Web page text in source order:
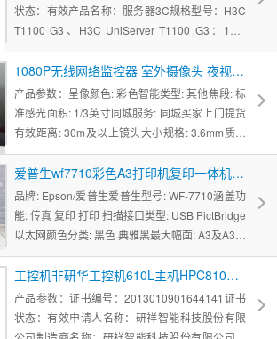
状态：有效产品名称：服务器3C规格型号：H3C
T1100 G3、H3C UniServer T1100 G3：180-
240V～，3A，5...内存类型: 其他/other刀片式服
务器结构: 其他/other接口类型: SATA最大支持
CPU
1080P无线网络监控器 室外摄像头 夜视高清wifi手机家用套装
产品参数：呈像颜色: 彩色智能类型: 其他焦段: 标
准感光面积: 1/3英寸同城服务: 同城买家上门提货
有效距离: 30m及以上镜头大小规格: 3.6mm质保
年限: 2年内存容量: 16GB 32GB
爱普生wf7710彩色A3打印机复印一体机喷墨扫描双面连供办公7610
品牌: Epson/爱普生爱普生型号: WF-7710涵盖功
能: 传真 复印 打印 扫描接口类型: USB PictBridge
以太网颜色分类: 黑色 典雅黑最大幅面: A3及A3以
上是否支持网络打印: 有线/无线网络打印是否支持
自动双面打印: 自动套餐类型: 官方标配 套餐一 套
餐二 套餐三 套
工控机非研华工控机610L主机HPC810工控服务器工作站包税运4u
产品参数：证书编号：2013010901644141证书
状态：有效申请人名称：研祥智能科技股份有限